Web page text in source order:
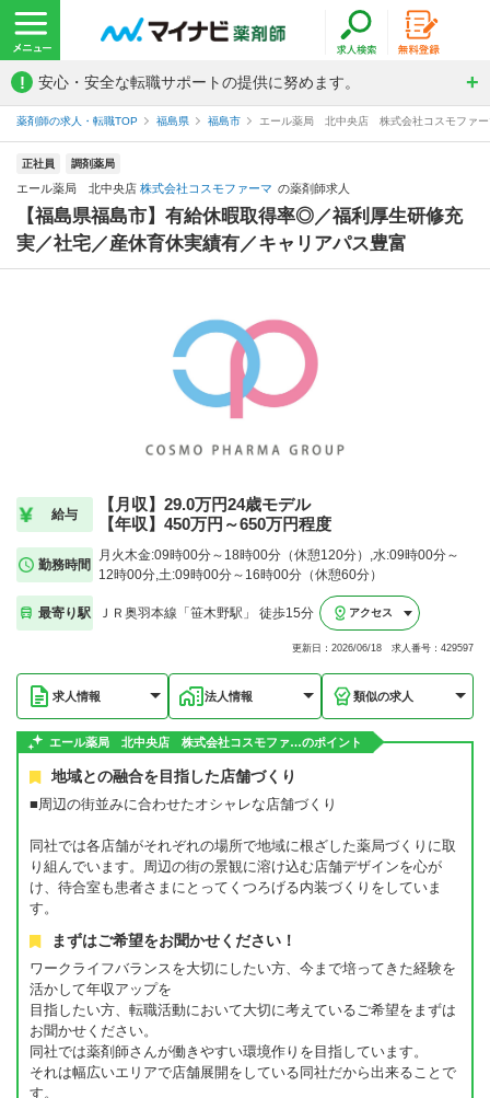
! 安心・安全な転職サポートの提供に努めます。
薬剤師の求人・転職TOP 福島県 福島市 エール薬局 北中央店 株式会社コスモファー
正社員 調剤薬局
エール薬局 北中央店 株式会社コスモファーマ の薬剤師求人
【福島県福島市】有給休暇取得率◎／福利厚生研修充
実／社宅／産休育休実績有／キャリアパス豊富
給与
【月収】29.0万円24歳モデル
【年収】450万円～650万円程度
勤務時間
月火木金:09時00分～18時00分（休憩120分）,水:09時00分～
12時00分,土:09時00分～16時00分（休憩60分）
最寄り駅 ＪＲ奥羽本線「笹木野駅」 徒歩15分 アクセス
更新日：2026/06/18 求人番号：429597
求人情報 法人情報 類似の求人
エール薬局 北中央店 株式会社コスモファ…のポイント
地域との融合を目指した店舗づくり
■周辺の街並みに合わせたオシャレな店舗づくり
同社では各店舗がそれぞれの場所で地域に根ざした薬局づくりに取
り組んでいます。周辺の街の景観に溶け込む店舗デザインを心が
け、待合室も患者さまにとってくつろげる内装づくりをしていま
す。
まずはご希望をお聞かせください！
ワークライフバランスを大切にしたい方、今まで培ってきた経験を
活かして年収アップを
目指したい方、転職活動において大切に考えているご希望をまずは
お聞かせください。
同社では薬剤師さんが働きやすい環境作りを目指しています。
それは幅広いエリアで店舗展開をしている同社だから出来ることで
す。